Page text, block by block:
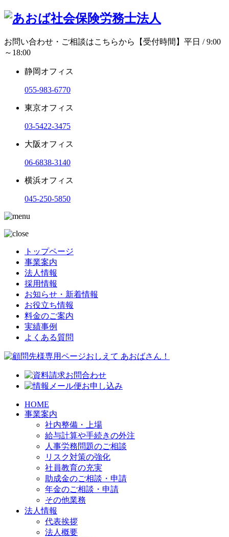
お問い合わせ・ご相談はこちらから
【受付時間】平日 / 9:00
～18:00
静岡オフィス
055-983-6770
東京オフィス
03-5422-3475
大阪オフィス
06-6838-3140
横浜オフィス
045-250-5850
トップページ
事業案内
法人情報
採用情報
お知らせ・新着情報
お役立ち情報
料金のご案内
実績事例
よくある質問
HOME
事業案内
社内整備・上場
給与計算や手続きの外注
人事労務問題のご相談
リスク対策の強化
社員教育の充実
助成金のご相談・申請
年金のご相談・申請
その他業務
法人情報
代表挨拶
法人概要